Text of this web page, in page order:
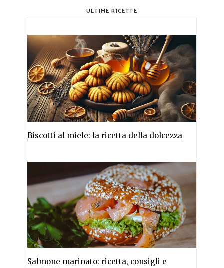
ULTIME RICETTE
Biscotti al miele: la ricetta della dolcezza
Salmone marinato: ricetta, consigli e